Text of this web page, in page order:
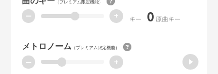
（プレミアム限定機能）
ー + キー 0 原曲キー
メトロノーム（プレミアム限定機能）
ー +